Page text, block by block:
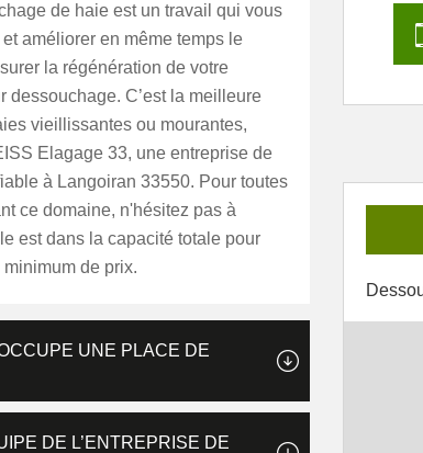
de haie est un travail qui vous
améliorer en même temps le
la régénération de votre
dessouchage. C’est la meilleure
vieillissantes ou mourantes,
Elagage 33, une entreprise de
à Langoiran 33550. Pour toutes
ce domaine, n'hésitez pas à
est dans la capacité totale pour
de prix.
UNE PLACE DE
DE L’ENTREPRISE DE